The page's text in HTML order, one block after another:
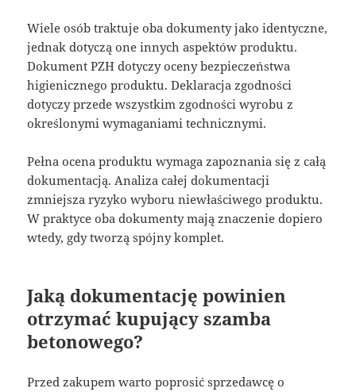
Wiele osób traktuje oba dokumenty jako identyczne,
jednak dotyczą one innych aspektów produktu.
Dokument PZH dotyczy oceny bezpieczeństwa
higienicznego produktu. Deklaracja zgodności
dotyczy przede wszystkim zgodności wyrobu z
określonymi wymaganiami technicznymi.
Pełna ocena produktu wymaga zapoznania się z całą
dokumentacją. Analiza całej dokumentacji
zmniejsza ryzyko wyboru niewłaściwego produktu.
W praktyce oba dokumenty mają znaczenie dopiero
wtedy, gdy tworzą spójny komplet.
Jaką dokumentację powinien
otrzymać kupujący szamba
betonowego?
Przed zakupem warto poprosić sprzedawcę o